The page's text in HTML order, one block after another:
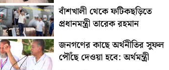
বাঁশখালী থেকে ফটিকছড়িতে
প্রধানমন্ত্রী তারেক রহমান
জনগণের কাছে অর্থনীতির সুফল
পৌঁছে দেওয়া হবে: অর্থমন্ত্রী